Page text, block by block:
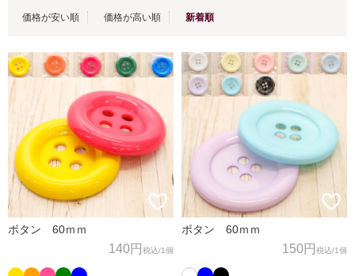
価格が安い順 価格が高い順 新着順
ボタン 60ｍｍ
140円 税込/1個
ボタン 60ｍｍ
150円 税込/1個